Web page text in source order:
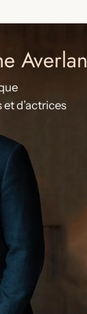
Averlan
et d’actrices